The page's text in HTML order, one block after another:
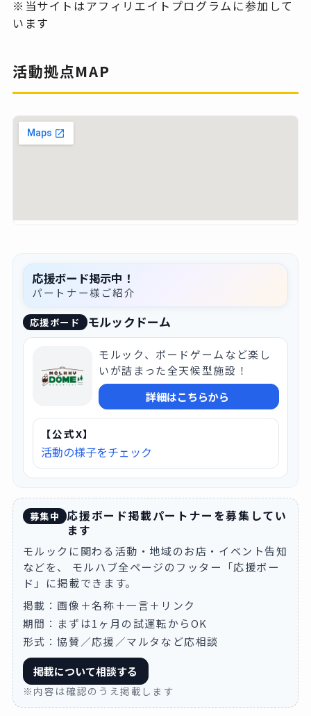
※当サイトはアフィリエイトプログラムに参加して
います
活動拠点MAP
応援ボード掲示中！
パートナー様ご紹介
応援ボード モルックドーム
モルック、ボードゲームなど楽し
いが詰まった全天候型施設！
詳細はこちらから
【公式X】
活動の様子をチェック
募集中
応援ボード掲載パートナーを募集してい
ます
モルックに関わる活動・地域のお店・イベント告知
などを、 モルハブ全ページのフッター「応援ボー
ド」に掲載できます。
掲載：画像＋名称＋一言＋リンク
期間：まずは1ヶ月の試運転からOK
形式：協賛／応援／マルタなど応相談
掲載について相談する
※内容は確認のうえ掲載します